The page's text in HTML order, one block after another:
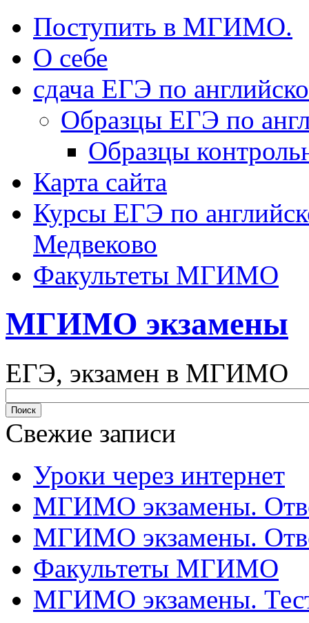
Поступить в МГИМО.
О себе
сдача ЕГЭ по
Образцы ЕГЭ по
Образцы
Карта сайта
Курсы ЕГЭ по
Медвеково
Факультеты МГИМО
МГИМО экзамены
ЕГЭ, экзамен в МГИМО
Свежие записи
Уроки через интернет
МГИМО экзамены.
МГИМО экзамены.
Факультеты МГИМО
МГИМО экзамены.